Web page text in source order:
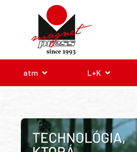
atm L+K